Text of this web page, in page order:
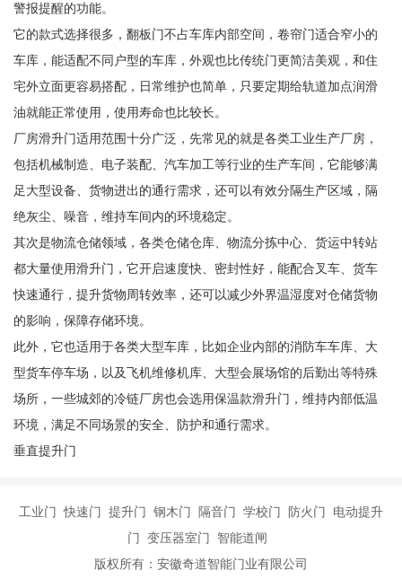
警报提醒的功能。
它的款式选择很多，翻板门不占车库内部空间，卷帘门适合窄小的
车库，能适配不同户型的车库，外观也比传统门更简洁美观，和住
宅外立面更容易搭配，日常维护也简单，只要定期给轨道加点润滑
油就能正常使用，使用寿命也比较长。
厂房滑升门适用范围十分广泛，先常见的就是各类工业生产厂房，
包括机械制造、电子装配、汽车加工等行业的生产车间，它能够满
足大型设备、货物进出的通行需求，还可以有效分隔生产区域，隔
绝灰尘、噪音，维持车间内的环境稳定。
其次是物流仓储领域，各类仓储仓库、物流分拣中心、货运中转站
都大量使用滑升门，它开启速度快、密封性好，能配合叉车、货车
快速通行，提升货物周转效率，还可以减少外界温湿度对仓储货物
的影响，保障存储环境。
此外，它也适用于各类大型车库，比如企业内部的消防车车库、大
型货车停车场，以及飞机维修机库、大型会展场馆的后勤出等特殊
场所，一些城郊的冷链厂房也会选用保温款滑升门，维持内部低温
环境，满足不同场景的安全、防护和通行需求。
垂直提升门
工业门 快速门 提升门 钢木门 隔音门 学校门 防火门 电动提升
门 变压器室门 智能道闸
版权所有：安徽奇道智能门业有限公司